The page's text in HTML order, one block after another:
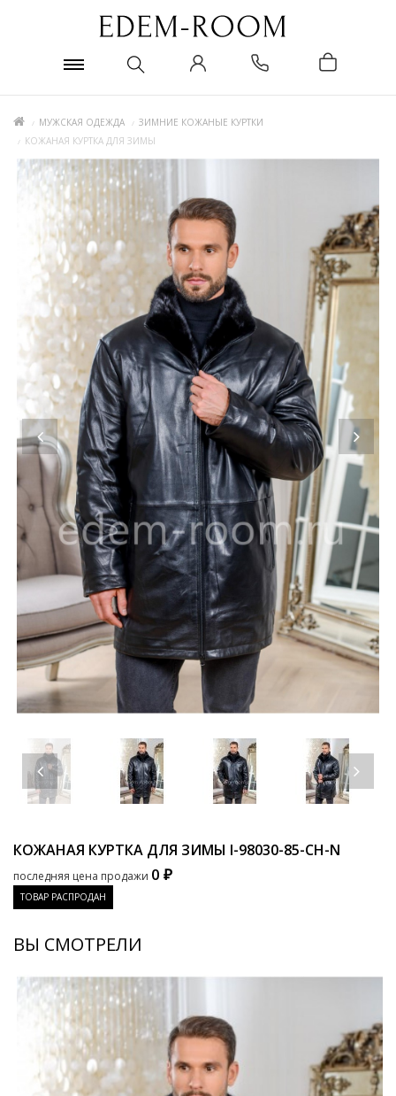
МУЖСКАЯ ОДЕЖДА
ЗИМНИЕ КОЖАНЫЕ КУРТКИ
КОЖАНАЯ КУРТКА ДЛЯ ЗИМЫ
КОЖАНАЯ КУРТКА ДЛЯ ЗИМЫ I-98030-85-CH-N
последняя цена продажи 0 ₽
ТОВАР РАСПРОДАН
ВЫ СМОТРЕЛИ